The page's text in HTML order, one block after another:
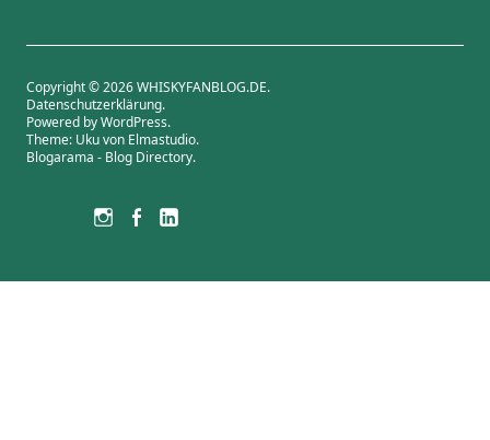
Copyright © 2026 WHISKYFANBLOG.DE
Datenschutzerklärung
Powered byWordPress
Theme: Uku von Elmastudio
Blogarama - Blog Directory